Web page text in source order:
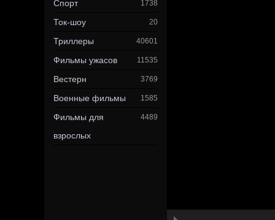
Спорт 1738
Ток-шоу 20
Триллеры 40601
Фильмы ужасов 11535
Вестерн 3769
Военные фильмы 1585
Фильмы для
взрослых
4489